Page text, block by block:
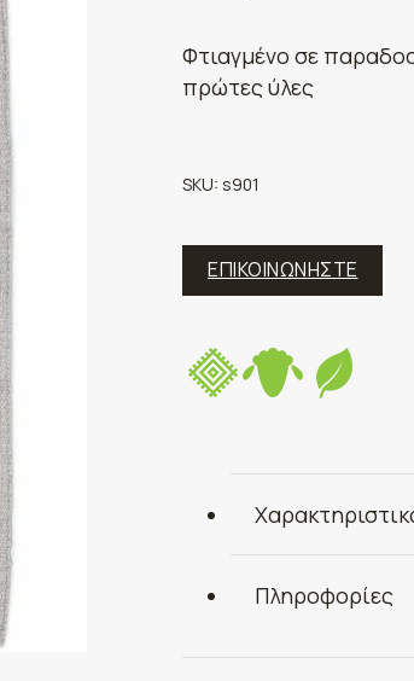
Φτιαγμένο σε
πρώτες ύλες
SKU: s901
ΕΠΙΚΟΙΝΩΝΗΣΤΕ
Πληροφορίες